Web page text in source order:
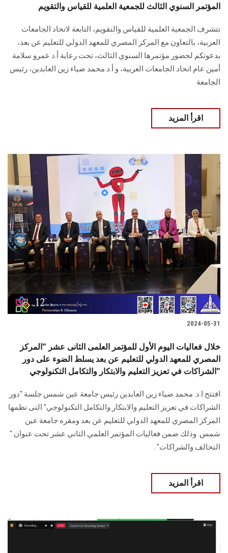
المؤتمر السنوي الثالث للجمعية العلمية للقياس والتقويم
تتشرف الجمعية العلمية للقياس والتقويم، التابعة لاتحاد الجامعات
العربية، بالتعاون مع المركز المصري للمعهد الدولي للتعليم عن بعد،
بدعوتكم لحضور مؤتمرها السنوي الثالث، تحت رعاية أ.د عمرو سلامة
أمين عام اتحاد الجامعات العربية، و أ.د محمد ضياء زين العابدين، رئيس
الجامعة
اقرأ المزيد
2024-05-31
خلال فعاليات اليوم الأول للمؤتمر العلمى الثانى عشر "المركز
المصري للمعهد الدولي للتعليم عن بعد يسلط الضوء على دور
الشراكات في تعزيز التعليم والابتكار والتكامل التكنولوجي"
افتتح ا.د. محمد ضياء زين العابدين رئيس جامعة عين شمس جلسة "دور
الشراكات في تعزيز التعليم والابتكار والتكامل التكنولوجي" التى نظمها
المركز المصري للمعهد الدولي للتعليم عن بعد ومقره جامعة عين
شمس. وذلك ضمن فعاليات المؤتمر العلمي الثاني عشر تحت عنوان "
التحالف والشراكات" .
اقرأ المزيد